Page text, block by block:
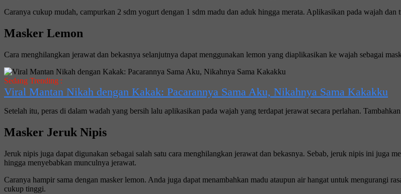
Caranya cukup mudah, campurkan 2 sdm yogurt dengan 1 sdm madu dan aduk hingga merata. Aplikasikan pada wajah
Masker Lemon
Cara menghilangkan jerawat dan bekasnya selanjutnya dapat menggunakan lemon yang diaplikasikan ke wajah sebagai
Sedang Trending :
Viral Mantan Nikah dengan Kakak: Pacarannya Sama Aku, Nikahnya Sama Kakakku
Setelah itu, peras di dalam wadah yang bersih lalu aplikasikan pada wajah yang terdapat jerawat secara perlahan.
Masker Jeruk Nipis
Jeruk nipis juga dapat digunakan sebagai salah satu cara menghilangkan jerawat dan bekasnya. Sebab, jeruk nipis ini juga
hingga menyebabkan munculnya jerawat.
Caranya hampir sama dengan masker lemon. Anda juga dapat menambahkan madu ataupun air hangat untuk mengurangi
cukup tinggi.